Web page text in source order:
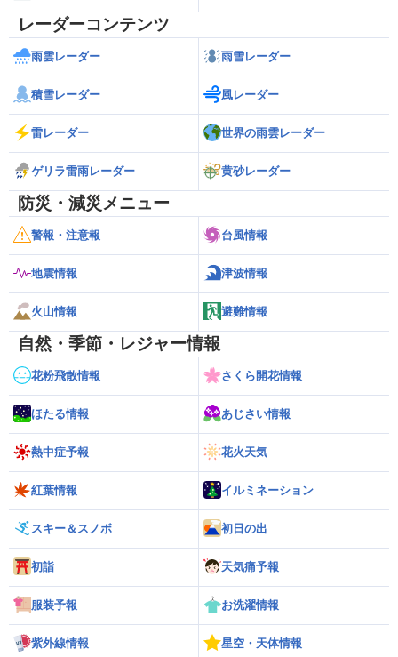
レーダーコンテンツ
雨雲レーダー 雨雪レーダー
積雪レーダー 風レーダー
雷レーダー 世界の雨雲レーダー
ゲリラ雷雨レーダー 黄砂レーダー
防災・減災メニュー
警報・注意報 台風情報
地震情報 津波情報
火山情報 避難情報
自然・季節・レジャー情報
花粉飛散情報 さくら開花情報
ほたる情報 あじさい情報
熱中症予報 花火天気
紅葉情報 イルミネーション
スキー＆スノボ 初日の出
初詣 天気痛予報
服装予報 お洗濯情報
紫外線情報 星空・天体情報